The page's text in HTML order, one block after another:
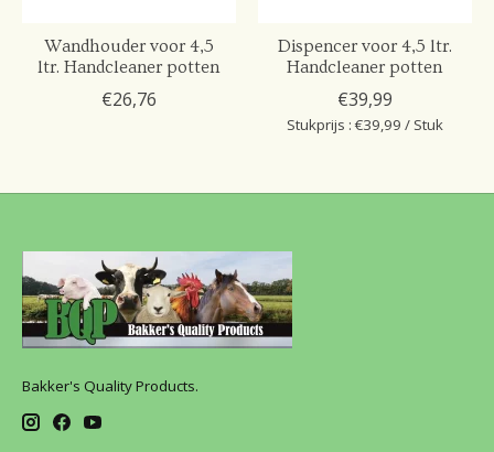
Wandhouder voor 4,5
ltr. Handcleaner potten
€26,76
Dispencer voor 4,5 ltr.
Handcleaner potten
€39,99
Stukprijs : €39,99 / Stuk
Bakker's Quality Products.